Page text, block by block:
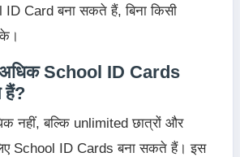
Card बना सकते हैं, बिना किसी
School ID Cards
हैं?
नहीं, बल्कि unlimited छात्रों और
School ID Cards बना सकते हैं। इस